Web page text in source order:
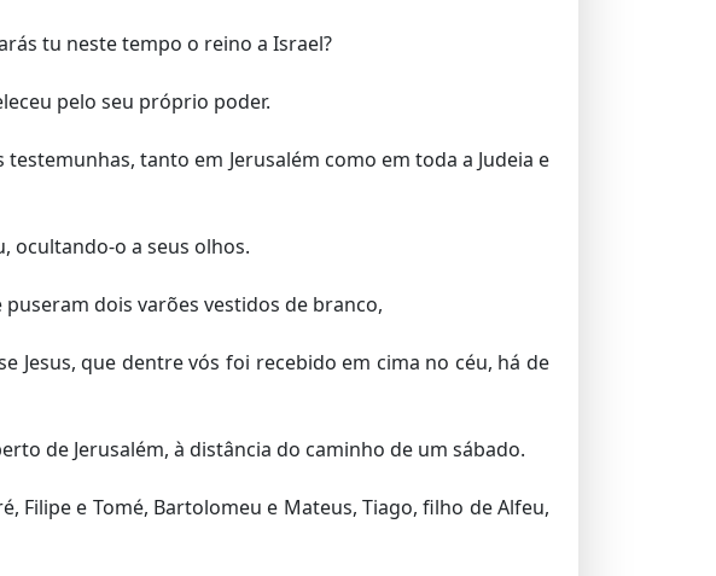
tu neste tempo o reino a Israel?
pelo seu próprio poder.
tanto em Jerusalém como em toda a Judeia e
ocultando-o a seus olhos.
dois varões vestidos de branco,
Jesus, que dentre vós foi recebido em cima no céu, há de
de Jerusalém, à distância do caminho de um sábado.
Filipe e Tomé, Bartolomeu e Mateus, Tiago, filho de Alfeu,